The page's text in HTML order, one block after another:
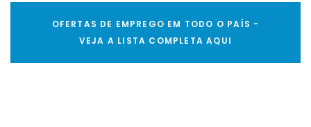
OFERTAS DE EMPREGO EM TODO O PAÍS -
VEJA A LISTA COMPLETA AQUI